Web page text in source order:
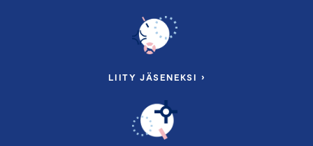
LIITY JÄSENEKSI ›